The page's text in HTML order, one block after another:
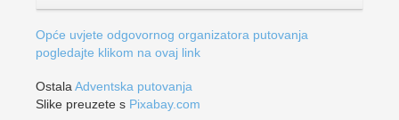
Opće uvjete odgovornog organizatora putovanja
pogledajte klikom na ovaj link
Ostala Adventska putovanja
Slike preuzete s Pixabay.com